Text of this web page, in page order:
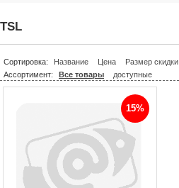
TSL
Сортировка: Название Цена Размер скидки
Ассортимент:
Все товары доступные
15%